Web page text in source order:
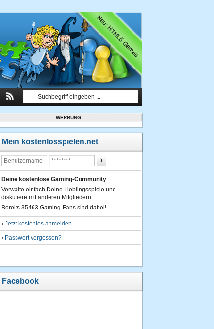
WERBUNG
Mein kostenlosspielen.net
Deine kostenlose Gaming-Community
Verwalte einfach Deine Lieblingsspiele und
diskutiere mit anderen Mitgliedern.
Bereits 35463 Gaming-Fans sind dabei!
› Jetzt kostenlos anmelden
› Passwort vergessen?
Facebook